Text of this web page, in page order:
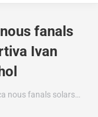
fanals
Ivan
nous fanals solars…